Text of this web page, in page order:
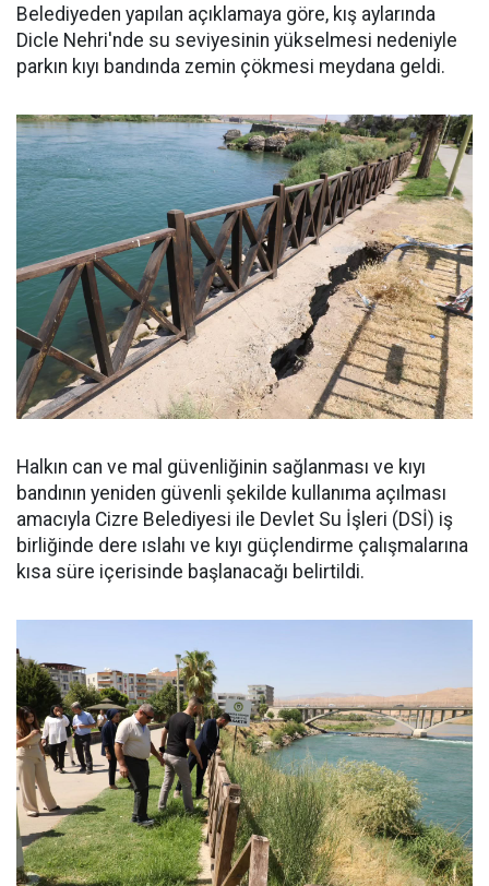
Belediyeden yapılan açıklamaya göre, kış aylarında
Dicle Nehri'nde su seviyesinin yükselmesi nedeniyle
parkın kıyı bandında zemin çökmesi meydana geldi.
Halkın can ve mal güvenliğinin sağlanması ve kıyı
bandının yeniden güvenli şekilde kullanıma açılması
amacıyla Cizre Belediyesi ile Devlet Su İşleri (DSİ) iş
birliğinde dere ıslahı ve kıyı güçlendirme çalışmalarına
kısa süre içerisinde başlanacağı belirtildi.